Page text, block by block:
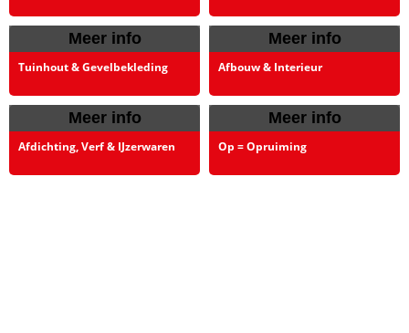
Meer info
Tuinhout & Gevelbekleding
Meer info
Afbouw & Interieur
Meer info
Afdichting, Verf & IJzerwaren
Meer info
Op = Opruiming